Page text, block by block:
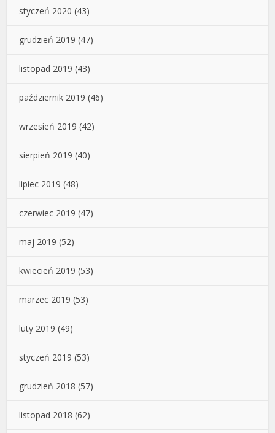
styczeń 2020 (43)
grudzień 2019 (47)
listopad 2019 (43)
październik 2019 (46)
wrzesień 2019 (42)
sierpień 2019 (40)
lipiec 2019 (48)
czerwiec 2019 (47)
maj 2019 (52)
kwiecień 2019 (53)
marzec 2019 (53)
luty 2019 (49)
styczeń 2019 (53)
grudzień 2018 (57)
listopad 2018 (62)